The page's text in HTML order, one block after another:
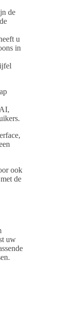
de
u
in
ook
de
uw